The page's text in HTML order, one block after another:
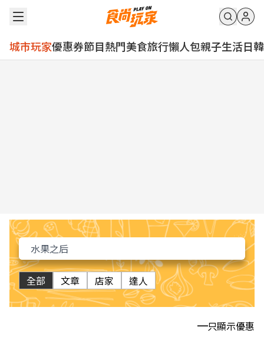
城市玩家優惠券節目熱門美食旅行懶人包親子生活日韓
全部 文章 店家 達人
只顯示優惠